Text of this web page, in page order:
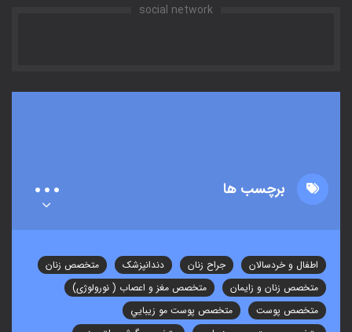
social network
برچسب ها
اطفال و خردسالان جراح زنان دندانپزشک
متخصص زنان
متخصص زنان و زایمان
متخصص مغز و اعصاب ( نورولوژی)
متخصص پوست
متخصص پوست مو زيبايي